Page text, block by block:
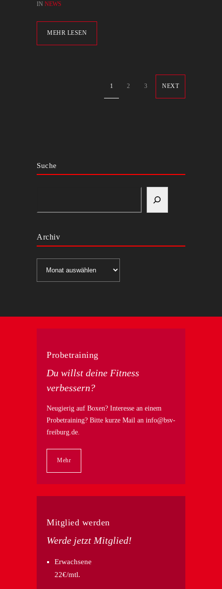
MEHR LESEN
IN NEWS
1 2 3 NEXT
Suche
Archiv
Archiv
Probetraining
Du willst deine Fitness
verbessern?
Neugierig auf Boxen? Interesse an einem
Probetraining? Bitte kurze Mail an info@bsv-
freiburg.de.
Mehr
Mitglied werden
Werde jetzt Mitglied!
Erwachsene
22€/mtl.